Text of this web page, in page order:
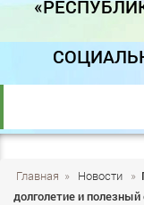
Главная » Новости »
долголетие и